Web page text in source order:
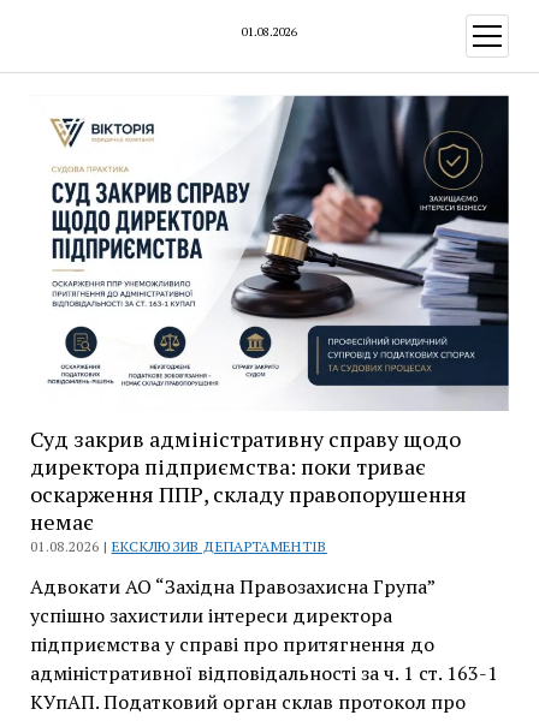
01.08.2026
меню
Суд закрив адміністративну справу щодо
директора підприємства: поки триває
оскарження ППР, складу правопорушення
немає
01.08.2026 | ЕКСКЛЮЗИВ ДЕПАРТАМЕНТІВ
Адвокати АО “Західна Правозахисна Група”
успішно захистили інтереси директора
підприємства у справі про притягнення до
адміністративної відповідальності за ч. 1 ст. 163-1
КУпАП. Податковий орган склав протокол про